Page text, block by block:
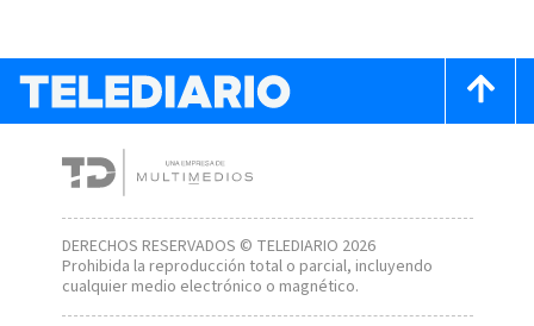
DERECHOS RESERVADOS © TELEDIARIO 2026
Prohibida la reproducción total o parcial, incluyendo
cualquier medio electrónico o magnético.